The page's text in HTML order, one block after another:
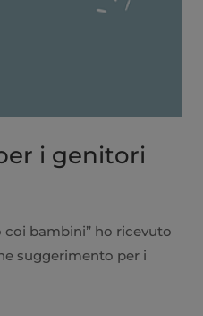
i genitori
bambini” ho ricevuto
suggerimento per i